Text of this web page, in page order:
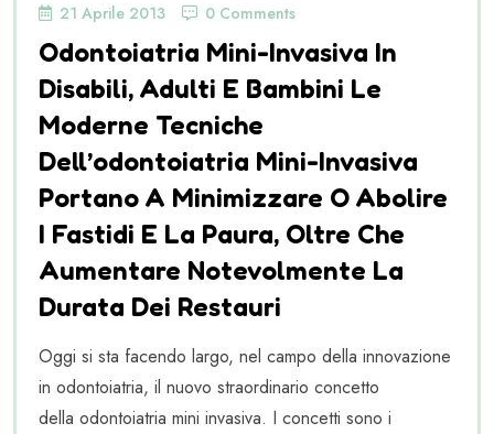
21 Aprile 2013 0 Comments
Odontoiatria Mini-Invasiva In
Disabili, Adulti E Bambini Le
Moderne Tecniche
Dell’odontoiatria Mini-Invasiva
Portano A Minimizzare O Abolire
I Fastidi E La Paura, Oltre Che
Aumentare Notevolmente La
Durata Dei Restauri
Oggi si sta facendo largo, nel campo della innovazione
in odontoiatria, il nuovo straordinario concetto
della odontoiatria mini invasiva. I concetti sono i